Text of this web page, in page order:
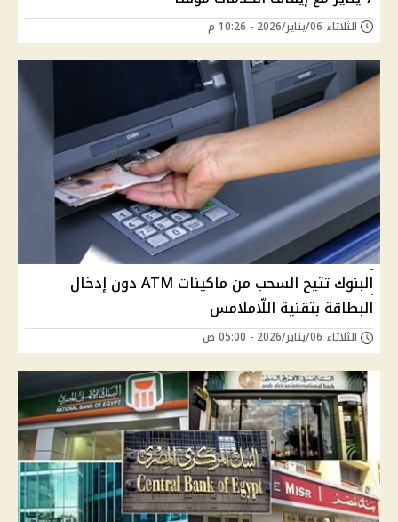
الثلاثاء 06/يناير/2026 - 10:26 م
البنوك تتيح السحب من ماكينات ATM دون إدخال
البطاقة بتقنية اللّاملامس
الثلاثاء 06/يناير/2026 - 05:00 ص